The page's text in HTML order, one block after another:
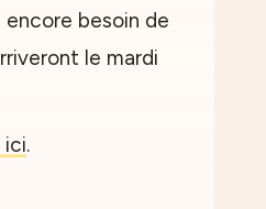
encore besoin de
le mardi
ici.